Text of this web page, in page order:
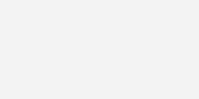
man darunter verstehen?
eine Frage von Technik und
Frage der Einstellung. Design-
hat die Philosophie unter
Beispiele, was man unter